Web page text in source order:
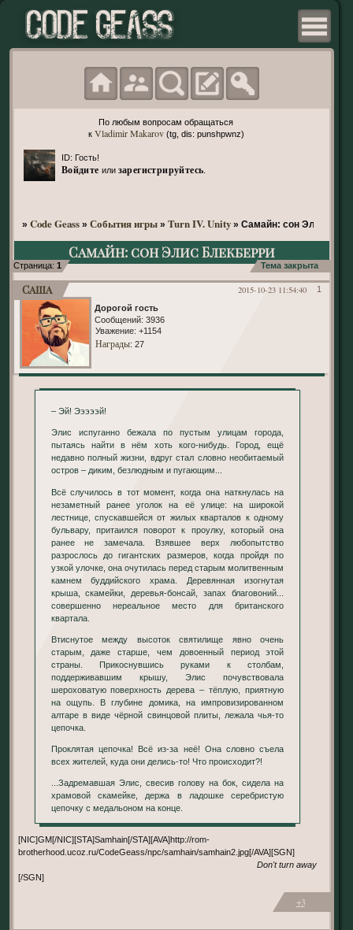
По любым вопросам обращаться
к Vladimir Makarov(tg, dis: punshpwnz)
ID: Гость!
Войдите или зарегистрируйтесь
» Code Geass » События игры » Turn IV. Unity » Самайн: сон Элис
Самайн: сон Элис Блекберри
Страница: 1 Тема закрыта
1
2015-10-23 11:54:40
Саша
Дорогой гость
Сообщений: 3936
Уважение: +1154
Награды: 27
– Эй! Эээээй!
Элис испуганно бежала по пустым улицам города,
пытаясь найти в нём хоть кого-нибудь. Город, ещё
недавно полный жизни, вдруг стал словно необитаемый
остров – диким, безлюдным и пугающим...
Всё случилось в тот момент, когда она наткнулась на
незаметный ранее уголок на её улице: на широкой
лестнице, спускавшейся от жилых кварталов к одному
бульвару, притаился поворот к проулку, который она
ранее не замечала. Взявшее верх любопытство
разрослось до гигантских размеров, когда пройдя по
узкой улочке, она очутилась перед старым молитвенным
камнем буддийского храма. Деревянная изогнутая
крыша, скамейки, деревья-бонсай, запах благовоний...
совершенно нереальное место для британского
квартала.
Втиснутое между высоток святилище явно очень
старым, даже старше, чем довоенный период этой
страны. Прикоснувшись руками к столбам,
поддерживавшим крышу, Элис почувствовала
шероховатую поверхность дерева – тёплую, приятную
на ощупь. В глубине домика, на импровизированном
алтаре в виде чёрной свинцовой плиты, лежала чья-то
цепочка.
Проклятая цепочка! Всё из-за неё! Она словно съела
всех жителей, куда они делись-то! Что происходит?!
...Задремавшая Элис, свесив голову на бок, сидела на
храмовой скамейке, держа в ладошке серебристую
цепочку с медальоном на конце.
[NIC]GM[/NIC][STA]Samhain[/STA][AVA]http://rom-
brotherhood.ucoz.ru/CodeGeass/npc/samhain/samhain2.jpg[/AVA][SGN]
Don't turn away
[/SGN]
+3